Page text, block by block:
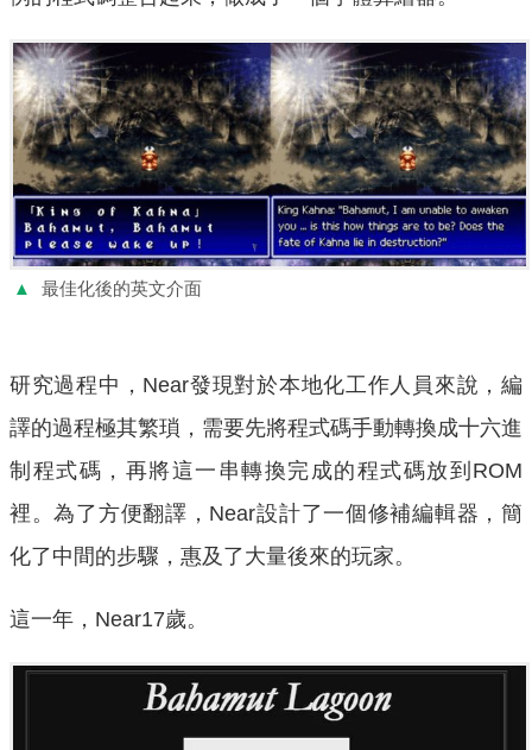
▲ 最佳化後的英文介面
研究過程中，Near發現對於本地化工作人員來說，編
譯的過程極其繁瑣，需要先將程式碼手動轉換成十六進
制程式碼，再將這一串轉換完成的程式碼放到ROM
裡。為了方便翻譯，Near設計了一個修補編輯器，簡
化了中間的步驟，惠及了大量後來的玩家。
這一年，Near17歲。